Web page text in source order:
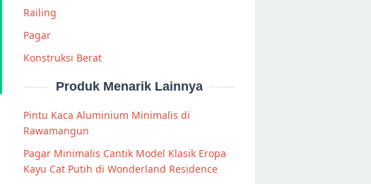
Railing
Pagar
Konstruksi Berat
Produk Menarik Lainnya
Pintu Kaca Aluminium Minimalis di
Rawamangun
Pagar Minimalis Cantik Model Klasik Eropa
Kayu Cat Putih di Wonderland Residence